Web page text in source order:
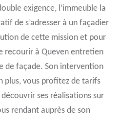
exigence, l’immeuble la
de s’adresser à un façadier
de cette mission et pour
recourir à Queven entretien
de façade. Son intervention
plus, vous profitez de tarifs
ses réalisations sur
rendant auprès de son